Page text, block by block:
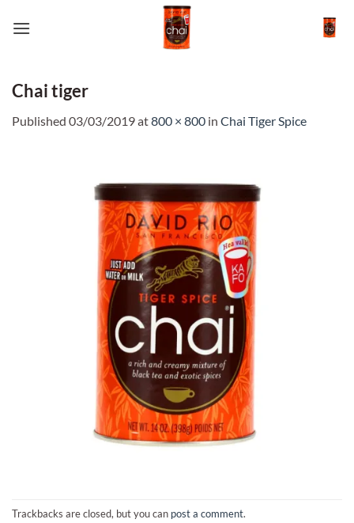
Chai tiger
Published 03/03/2019at800 × 800 in Chai Tiger Spice
Trackbacks are closed, but you can post a comment.